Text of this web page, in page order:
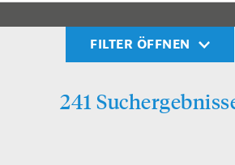
FILTER ÖFFNEN
241